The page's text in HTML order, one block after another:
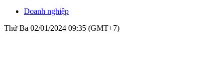
Doanh nghiệp
Thứ Ba 02/01/2024 09:35 (GMT+7)